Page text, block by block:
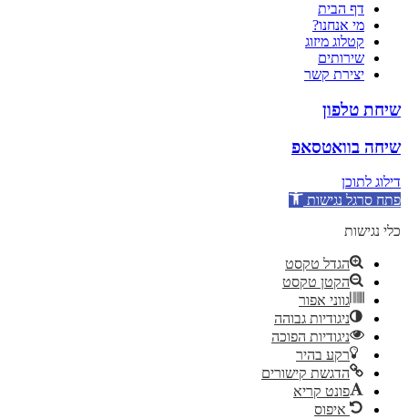
דף הבית
מי אנחנו?
קטלוג מיזוג
שירותים
יצירת קשר
שיחת טלפון
שיחה בוואטסאפ
דילוג לתוכן
פתח סרגל נגישות
כלי נגישות
הגדל טקסט
הקטן טקסט
גווני אפור
ניגודיות גבוהה
ניגודיות הפוכה
רקע בהיר
הדגשת קישורים
פונט קריא
איפוס